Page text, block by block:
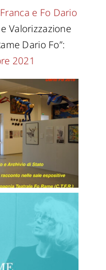
e Fo Dario
Valorizzazione
Dario Fo”:
2021